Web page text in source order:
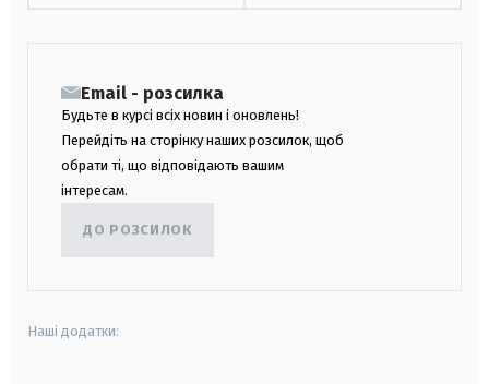
Email - розсилка
Будьте в курсі всіх новин і оновлень!
Перейдіть на сторінку наших розсилок, щоб
обрати ті, що відповідають вашим
інтересам.
ДО РОЗСИЛОК
Наші додатки: